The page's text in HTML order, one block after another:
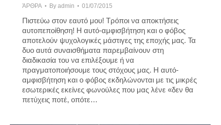
ΆΡΘΡΑ By admin 01/07/2015
Πιστεύω στον εαυτό μου! Τρόποι να αποκτήσεις
αυτοπεποίθηση! Η αυτό-αμφισβήτηση και ο φόβος
αποτελούν ψυχολογικές μάστιγες της εποχής μας. Τα
δυο αυτά συναισθήματα παρεμβαίνουν στη
διαδικασία του να επιλέξουμε ή να
πραγματοποιήσουμε τους στόχους μας. Η αυτό-
αμφισβήτηση και ο φόβος εκδηλώνονται με τις μικρές
εσωτερικές εκείνες φωνούλες που μας λένε «δεν θα
πετύχεις ποτέ, οπότε…